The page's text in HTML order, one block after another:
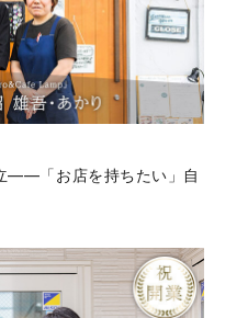
――「お店を持ちたい」自